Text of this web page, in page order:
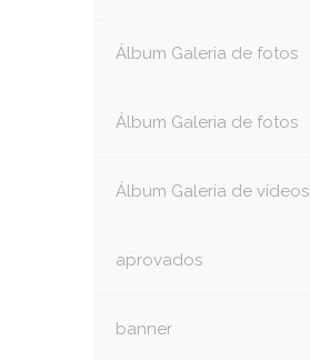
Álbum Galeria de fotos
Álbum Galeria de fotos
Álbum Galeria de vídeos
aprovados
banner